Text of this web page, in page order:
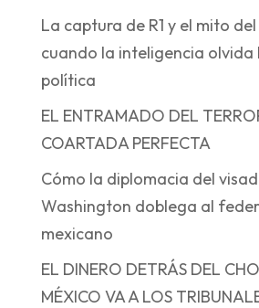
La captura de R1 y el mito
cuando la inteligencia olvida
política
EL ENTRAMADO DEL
COARTADA PERFECTA
Cómo la diplomacia del
Washington doblega al
mexicano
EL DINERO DETRÁS DEL
MÉXICO VA A LOS